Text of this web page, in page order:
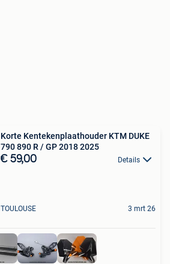
Korte Kentekenplaathouder KTM DUKE
790 890 R / GP 2018 2025
€ 59,00 Details
TOULOUSE 3 mrt 26